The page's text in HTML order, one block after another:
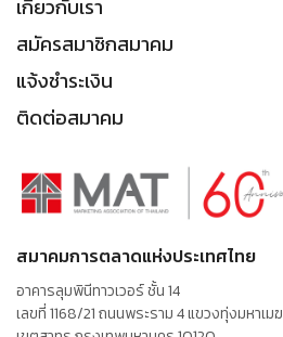
เกี่ยวกับเรา
สมัครสมาชิกสมาคม
แจ้งชำระเงิน
ติดต่อสมาคม
สมาคมการตลาดแห่งประเทศไทย
อาคารลุมพินีทาวเวอร์ ชั้น 14
เลขที่ 1168/21 ถนนพระราม 4 แขวงทุ่งมหาเมฆ